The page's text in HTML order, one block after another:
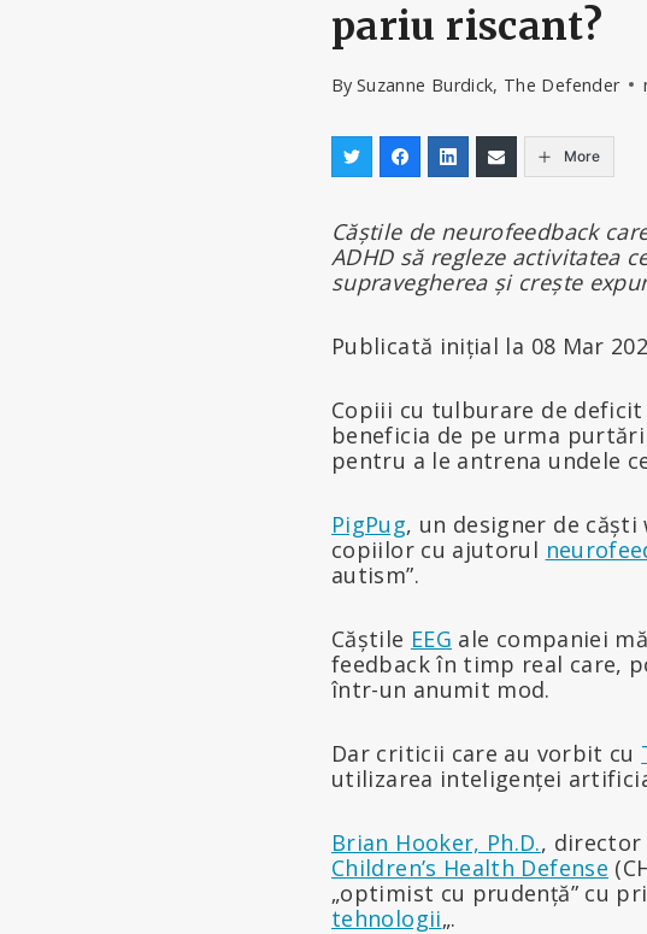
pariu riscant?
By Suzanne Burdick, The Defender
More
Căștile de neurofeedback
ADHD să regleze activitatea
supravegherea și crește
Publicată inițial la 08 Mar
Copiii cu tulburare de
beneficia de pe urma
pentru a le antrena undele
PigPug, un designer de
copiilor cu ajutorul
autism”.
Căștile EEG ale companiei
feedback în timp real care,
într-un anumit mod.
Dar criticii care au vorbit cu
utilizarea inteligenței
Brian Hooker, Ph.D., director
Children’s Health Defense
„optimist cu prudență” cu
tehnologii„.